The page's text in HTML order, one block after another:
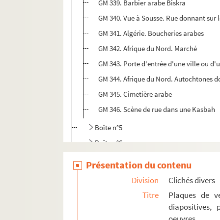
GM 339. Barbier arabe Biskra
GM 340. Vue à Sousse. Rue donnant
GM 341. Algérie. Boucheries arabes
GM 342. Afrique du Nord. Marché
GM 343. Porte d'entrée d'une ville ou
GM 344. Afrique du Nord. Autochtones
GM 345. Cimetière arabe
GM 346. Scène de rue dans une Kasbah
Boîte n°5
Boîte n°6
Présentation du contenu
Division
Clichés divers
Titre
Plaques de
diapositives,